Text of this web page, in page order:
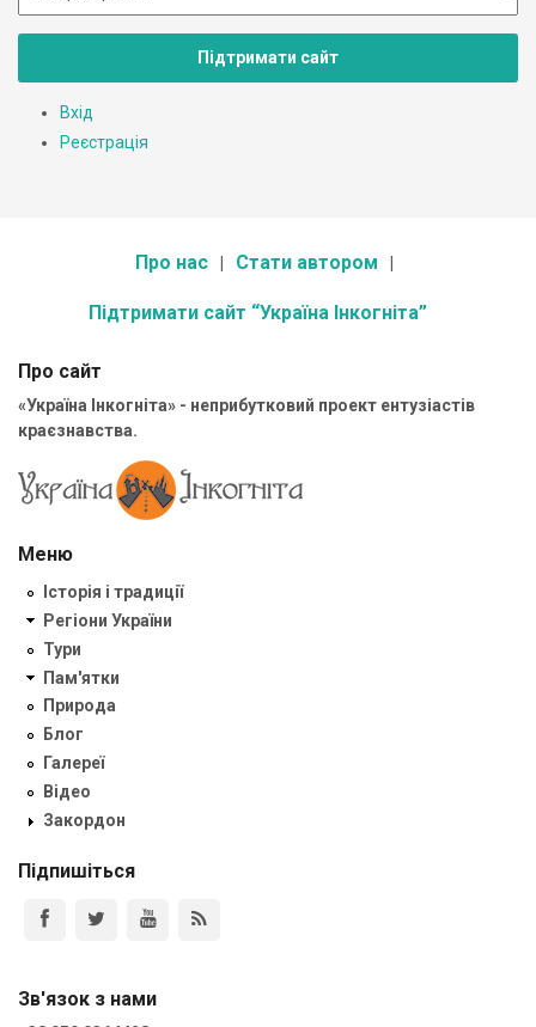
Підтримати сайт
Вхід
Реєстрація
Про нас Стати автором
Підтримати сайт “Україна Інкогніта”
Про сайт
«Україна Інкогніта» - неприбутковий проект ентузіастів
краєзнавства.
Меню
Історія і традиції
Регіони України
Тури
Пам'ятки
Природа
Блог
Галереї
Відео
Закордон
Підпишіться
Зв'язок з нами